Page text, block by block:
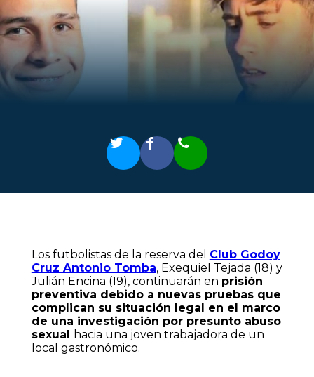
Los futbolistas de la reserva del Club Godoy
Cruz Antonio Tomba, Exequiel Tejada (18) y
Julián Encina (19), continuarán en prisión
preventiva debido a nuevas pruebas que
complican su situación legal en el marco
de una investigación por presunto abuso
sexual
hacia una joven trabajadora de un
local gastronómico.